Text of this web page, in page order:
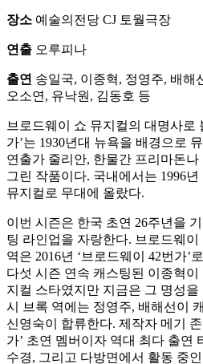
장소 예술의전당 CJ 토월극장
연출 오루피나
출연 송일국, 이종혁, 정영주, 배해
오소연, 유낙원, 김동호 등
브로드웨이 쇼 뮤지컬의 대명사로
가’는 1930년대 뉴욕을 배경으로
연출가 줄리안, 한물간 프리마돈
그린 작품이다. 국내에서는 1996
뮤지컬로 무대에 올랐다.
이번 시즌은 한국 초연 26주년을
팅 라인업을 자랑한다. 브로드웨이
역은 2016년 ‘브로드웨이 42번가’
다섯 시즌 연속 캐스팅된 이종혁
지컬 스타였지만 지금은 그 명성
시 브록 역에는 정영주, 배해선이
신영숙이 합류한다. 제작자 메기
가’ 초연 멤버이자 역대 최다 출연
수경, 그리고 다방면에서 활동 중